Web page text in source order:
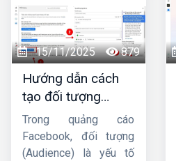
15/11/2025 879
Hướng dẫn cách
tạo đối tượng
quảng cáo trên
Facebook từ A-Z
Trong quảng cáo
Facebook, đối tượng
(Audience) là yếu tố